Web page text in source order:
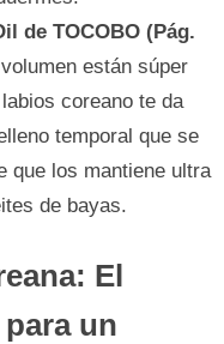
de TOCOBO (Pág.
están súper
coreano te da
temporal que se
que los mantiene ultra
de bayas.
El
un